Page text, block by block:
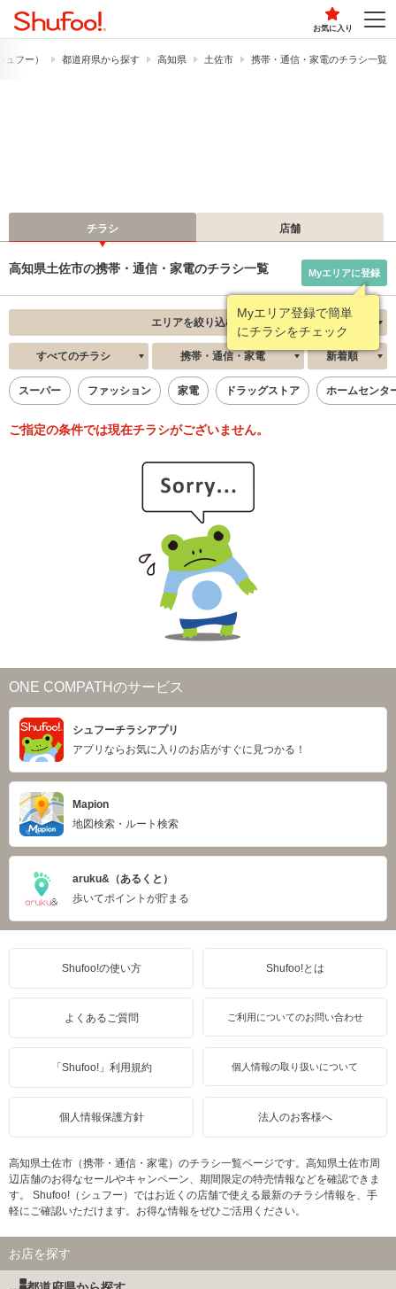
お気に入り
フー） 都道府県から探す 高知県 土佐市 携帯・通信・家電のチラシ一覧
チラシ 店舗
高知県土佐市の携帯・通信・家電のチラシ一覧
Myエリア登録で簡単
にチラシをチェック
Myエリアに登録
エリアを絞り込む
すべてのチラシ 携帯・通信・家電 新着順
スーパー ファッション 家電 ドラッグストア ホームセンタ
ご指定の条件では現在チラシがございません。
ONE COMPATHのサービス
シュフーチラシアプリ
アプリならお気に入りのお店がすぐに見つかる！
Mapion
地図検索・ルート検索
aruku&（あるくと）
歩いてポイントが貯まる
Shufoo!の使い方 Shufoo!とは
よくあるご質問 ご利用についてのお問い合わせ
「Shufoo!」利用規約 個人情報の取り扱いについて
個人情報保護方針 法人のお客様へ
高知県土佐市（携帯・通信・家電）のチラシ一覧ページです。高知県土佐市周
辺店舗のお得なセールやキャンペーン、期間限定の特売情報などを確認できま
す。 Shufoo!（シュフー）ではお近くの店舗で使える最新のチラシ情報を、手
軽にご確認いただけます。お得な情報をぜひご活用ください。
お店を探す